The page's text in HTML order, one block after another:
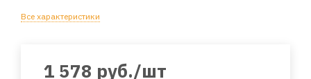
Все характеристики
1 578 руб./шт